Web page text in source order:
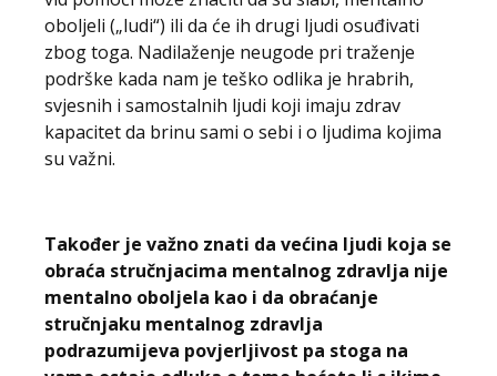
oboljeli („ludi“) ili da će ih drugi ljudi osuđivati
zbog toga. Nadilaženje neugode pri traženje
podrške kada nam je teško odlika je hrabrih,
svjesnih i samostalnih ljudi koji imaju zdrav
kapacitet da brinu sami o sebi i o ljudima kojima
su važni.
Također je važno znati da većina ljudi koja se
obraća stručnjacima mentalnog zdravlja nije
mentalno oboljela kao i da obraćanje
stručnjaku mentalnog zdravlja
podrazumijeva povjerljivost pa stoga na